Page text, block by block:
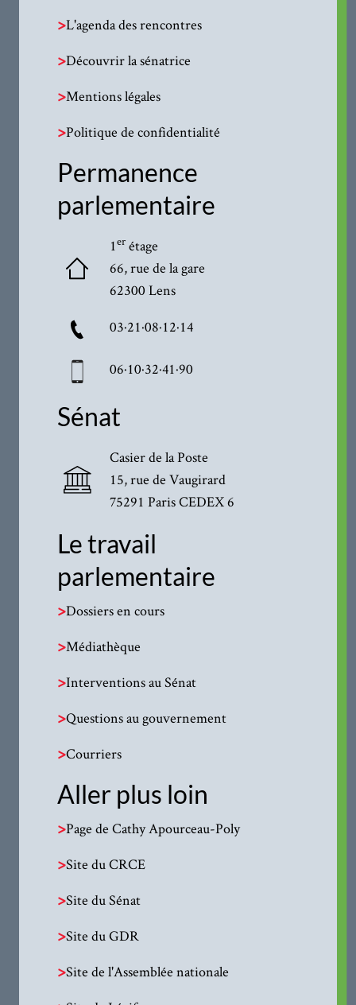
>L'agenda des rencontres
>Découvrir la sénatrice
>Mentions légales
>Politique de confidentialité
Permanence
parlementaire
1erétage
66, rue de la gare
62300 Lens
03·21·08·12·14
06·10·32·41·90
Sénat
Casier de la Poste
15, rue de Vaugirard
75291 Paris CEDEX 6
Le travail
parlementaire
>Dossiers en cours
>Médiathèque
>Interventions au Sénat
>Questions au gouvernement
>Courriers
Aller plus loin
>Page de Cathy Apourceau-Poly
>Site du CRCE
>Site du Sénat
>Site du GDR
>Site de l'Assemblée nationale